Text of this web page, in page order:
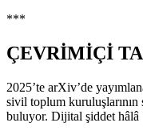
***
ÇEVRİMİÇİ
2025’te arXiv’de
sivil toplum
buluyor. Dijital şiddet hâlâ